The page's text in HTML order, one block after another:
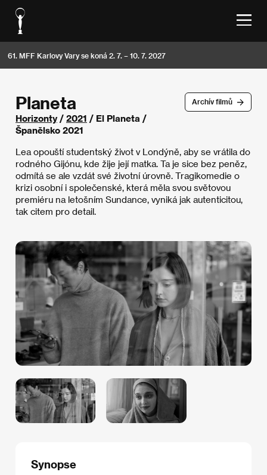
61. MFF Karlovy Vary se koná 2. 7. – 10. 7. 2027
Archív filmů
Planeta
Horizonty/ 2021 / El Planeta /
Španělsko 2021
Lea opouští studentský život v Londýně, aby se vrátila do
rodného Gijónu, kde žije její matka. Ta je sice bez peněz,
odmítá se ale vzdát své životní úrovně. Tragikomedie o
krizi osobní i společenské, která měla svou světovou
premiéru na letošním Sundance, vyniká jak autenticitou,
tak citem pro detail.
Synopse